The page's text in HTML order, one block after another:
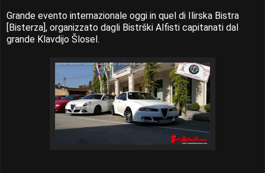
Grande evento internazionale oggi in quel di Ilirska Bistra
[Bisterza], organizzato dagli Bistrški Alfisti capitanati dal
grande Klavdijo Šlosel.